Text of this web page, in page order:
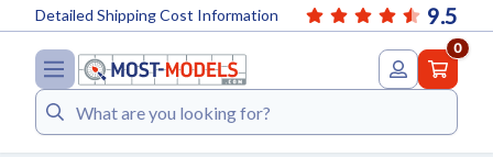
9.5
Detailed Shipping Cost Information
0
Search